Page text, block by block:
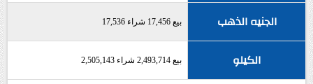
الجنيه الذهب بيع 17,456 شراء 17,536
الكيلو بيع 2,493,714 شراء 2,505,143